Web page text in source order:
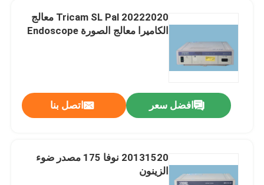
معالج التنظير الداخلي
أجزاء المنظار المرنة
أجزاء منظار داخلي صلبة
إصلاح المنظار المرن
20222020 Tricam SL Pal معالج
الكاميرا معالج الصورة Endoscope
افضل سعر اتصل بنا
20131520 نوفا 175 مصدر ضوء
الزينون